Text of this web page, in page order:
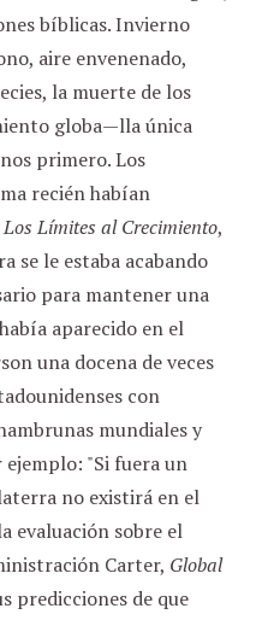
bíblicas. Invierno
aire envenenado,
la muerte de los
globa—lla única
primero. Los
recién habían
Los Límites al Crecimiento,
se le estaba acabando
para mantener una
aparecido en el
una docena de veces
con
mundiales y
"Si fuera un
no existirá en el
evaluación sobre el
Carter, Global
predicciones de que